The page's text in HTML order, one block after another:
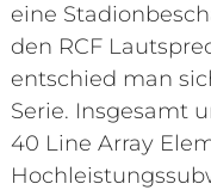
eine
den RCF
entschied man
Serie. Insgesamt
40 Line Array